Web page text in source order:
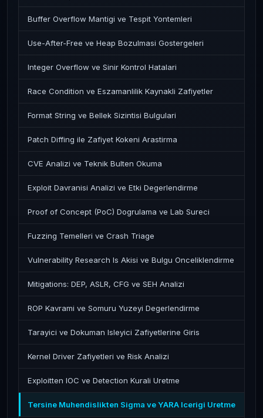
Buffer Overflow Mantigi ve Tespit Yontemleri
Use-After-Free ve Heap Bozulmasi Gostergeleri
Integer Overflow ve Sinir Kontrol Hatalari
Race Condition ve Eszamanlilik Kaynakli Zafiyetler
Format String ve Bellek Sizintisi Bulgulari
Patch Diffing ile Zafiyet Kokeni Arastirma
CVE Analizi ve Teknik Bulten Okuma
Exploit Davranisi Analizi ve Etki Degerlendirme
Proof of Concept (PoC) Dogrulama ve Lab Sureci
Fuzzing Temelleri ve Crash Triage
Vulnerability Research Is Akisi ve Bulgu Onceliklendirme
Mitigations: DEP, ASLR, CFG ve SEH Analizi
ROP Kavrami ve Somuru Yuzeyi Degerlendirme
Tarayici ve Dokuman Isleyici Zafiyetlerine Giris
Kernel Driver Zafiyetleri ve Risk Analizi
Exploitten IOC ve Detection Kurali Uretme
Tersine Muhendislikten Sigma ve YARA Icerigi Uretme